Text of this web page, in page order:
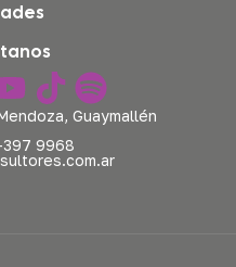
Guaymallén
9968